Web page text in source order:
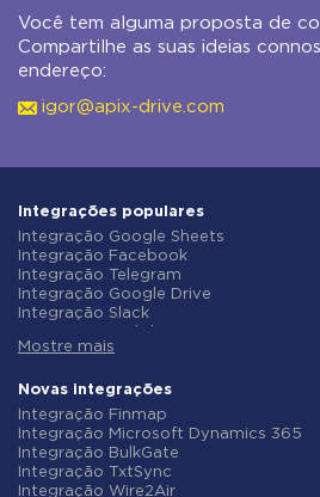
Você tem alguma proposta de
Compartilhe as suas ideias
endereço:
igor@apix-drive.com
Integrações populares
Integração Google Sheets
Integração Facebook
Integração Telegram
Integração Google Drive
Integração Slack
Integração Gmail
Integração ClickUp
Integração Airtable
Integração Google Contacts
Integração OpenAI (ChatGPT)
Integração Instagram
Integração ActiveCampaign
Mostre mais
Novas integrações
Integração Finmap
Integração Microsoft Dynamics 365
Integração BulkGate
Integração TxtSync
Integração Wire2Air